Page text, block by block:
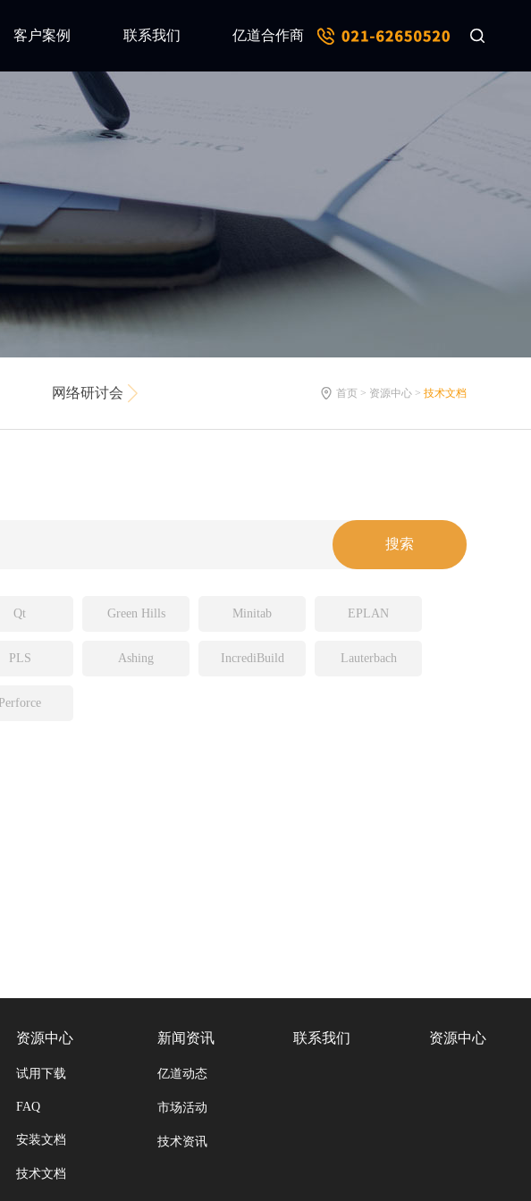
客户案例 联系我们 亿道合作商
网络研讨会 首页 > 资源中心 > 技术文档
Qt Green Hills Minitab EPLAN
PLS Ashing IncrediBuild Lauterbach
Perforce
资源中心
试用下载
FAQ
安装文档
技术文档
新闻资讯
亿道动态
市场活动
技术资讯
联系我们 资源中心